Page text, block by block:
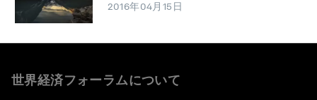
2016年04月15日
世界経済フォーラムについて